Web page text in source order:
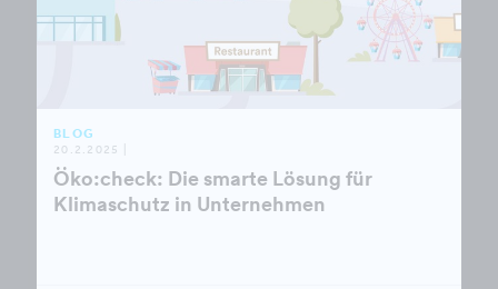
BLOG
20.2.2025 |
Öko:check: Die smarte Lösung für
Klimaschutz in Unternehmen